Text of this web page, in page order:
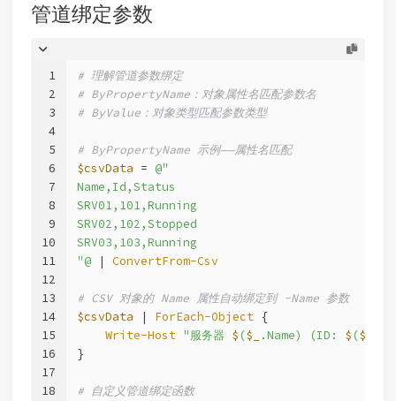
管道绑定参数
1
2
3
4
5
6
7
8
9
10
11
12
13
14
15
16
17
18
# 理解管道参数绑定
# ByPropertyName：对象属性名匹配参数名
# ByValue：对象类型匹配参数类型
# ByPropertyName 示例——属性名匹配
$csvData = @"
Name,Id,Status
SRV01,101,Running
SRV02,102,Stopped
SRV03,103,Running
"@ | ConvertFrom-Csv
# CSV 对象的 Name 属性自动绑定到 -Name 参数
$csvData | ForEach-Object {
Write-Host "服务器 $ ($_ .Name) (ID: $ ($_
}
# 自定义管道绑定函数